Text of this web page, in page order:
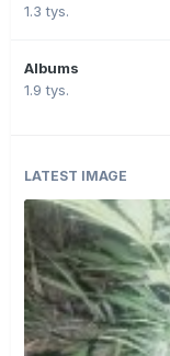
1.3 tys.
Albums
1.9 tys.
LATEST IMAGE